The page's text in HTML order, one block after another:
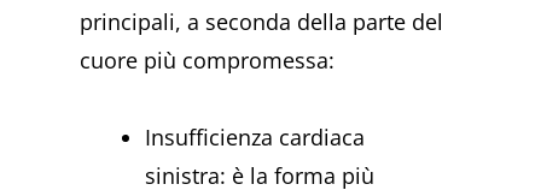
principali, a seconda della parte del
cuore più compromessa:
Insufficienza cardiaca
sinistra: è la forma più